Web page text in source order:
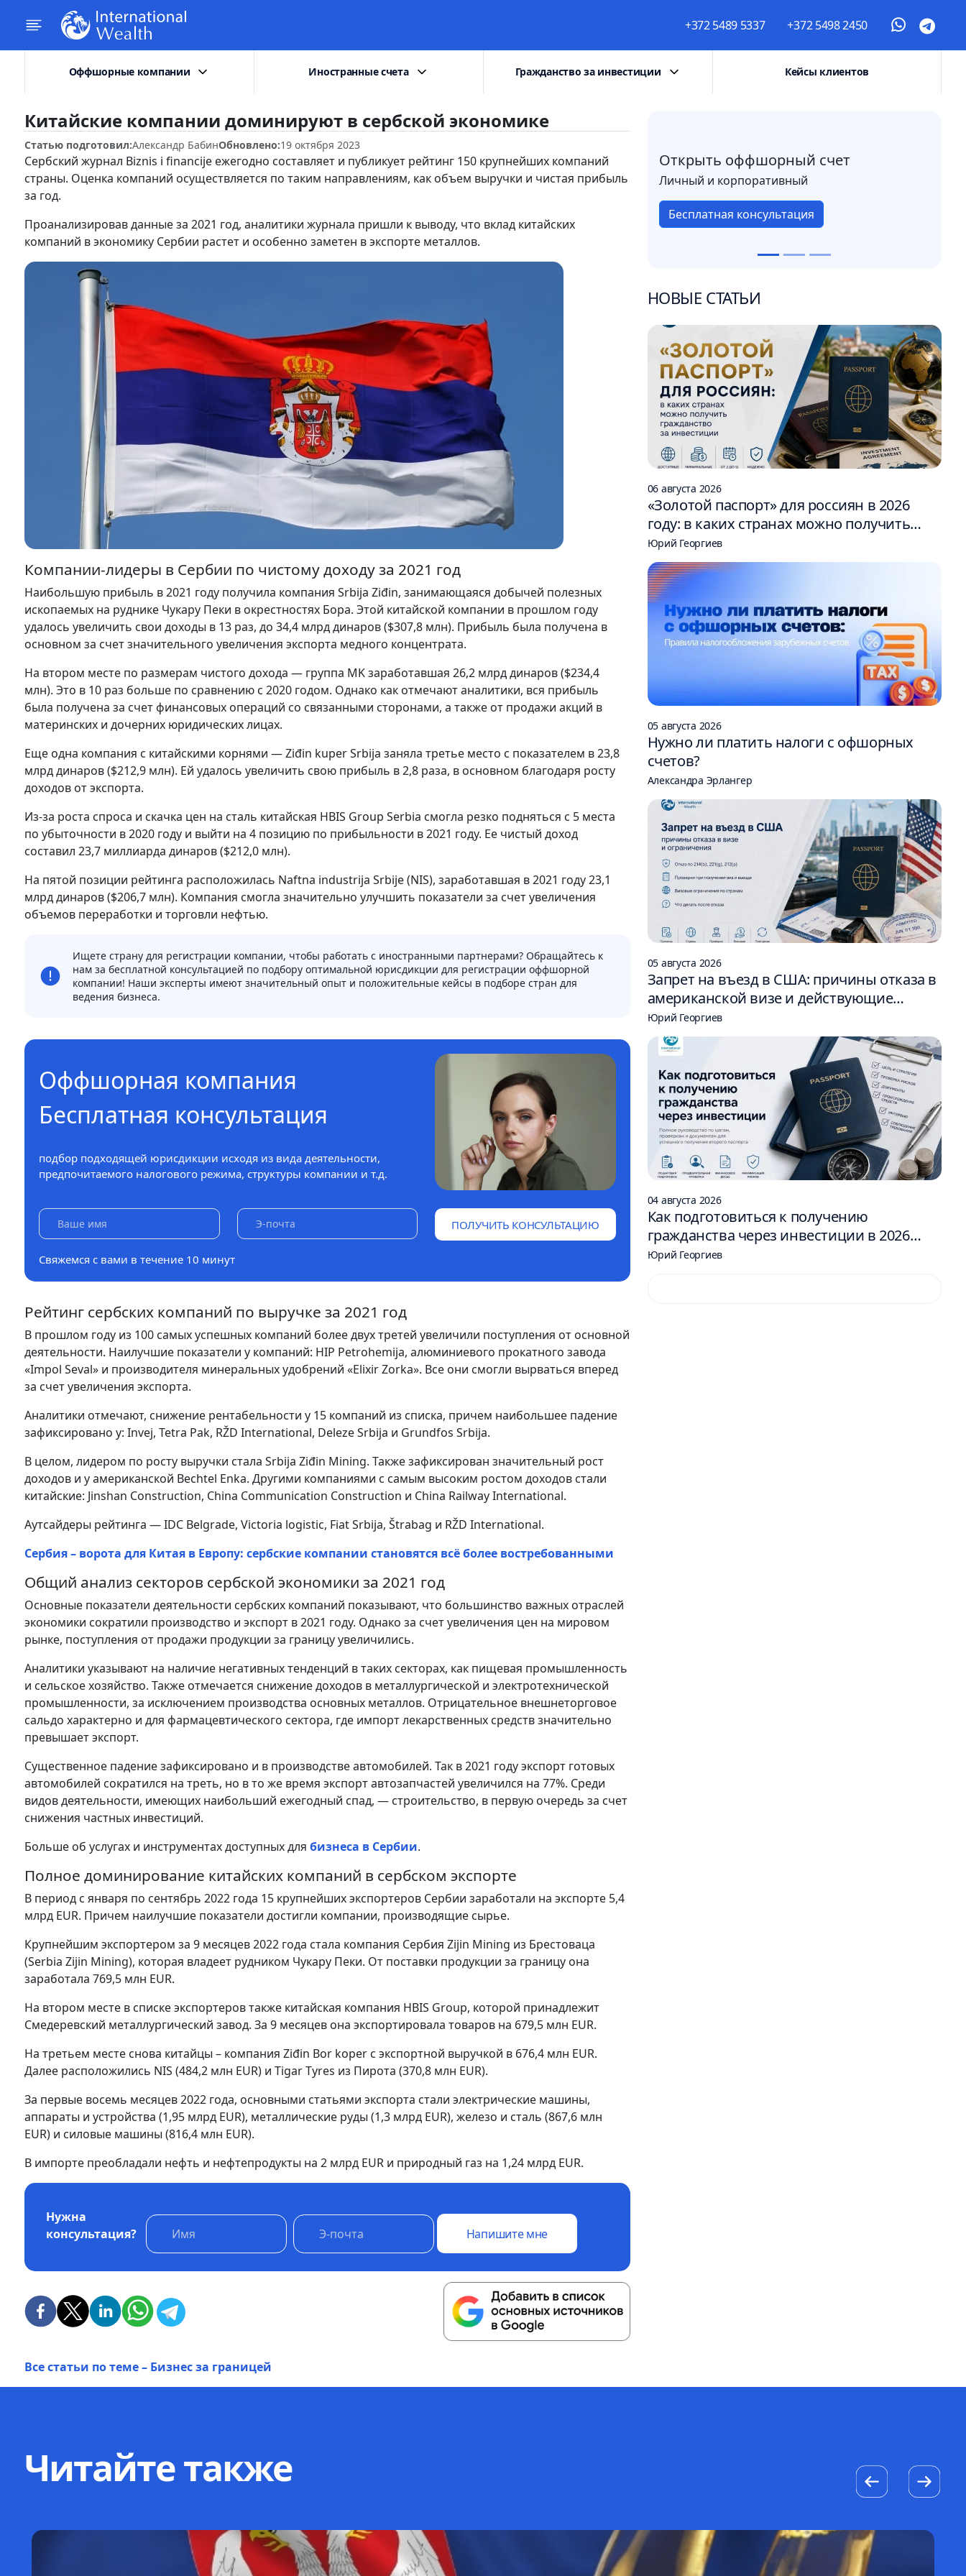
+372 5489 5337 +372 5498 2450
Оффшорные компании Иностранные счета Гражданство за инвестиции Кейсы клиентов
Китайские компании доминируют в сербской экономике
Статью подготовил:Александр БабинОбновлено:19 октября 2023
Сербский журнал Biznis i financije ежегодно составляет и публикует рейтинг 150 крупнейших компаний
страны. Оценка компаний осуществляется по таким направлениям, как объем выручки и чистая прибыль
за год.
Проанализировав данные за 2021 год, аналитики журнала пришли к выводу, что вклад китайских
компаний в экономику Сербии растет и особенно заметен в экспорте металлов.
Компании-лидеры в Сербии по чистому доходу за 2021 год
Наибольшую прибыль в 2021 году получила компания Srbija Ziđin, занимающаяся добычей полезных
ископаемых на руднике Чукару Пеки в окрестностях Бора. Этой китайской компании в прошлом году
удалось увеличить свои доходы в 13 раз, до 34,4 млрд динаров ($307,8 млн). Прибыль была получена в
основном за счет значительного увеличения экспорта медного концентрата.
На втором месте по размерам чистого дохода — группа MK заработавшая 26,2 млрд динаров ($234,4
млн). Это в 10 раз больше по сравнению с 2020 годом. Однако как отмечают аналитики, вся прибыль
была получена за счет финансовых операций со связанными сторонами, а также от продажи акций в
материнских и дочерних юридических лицах.
Еще одна компания с китайскими корнями — Ziđin kuper Srbija заняла третье место с показателем в 23,8
млрд динаров ($212,9 млн). Ей удалось увеличить свою прибыль в 2,8 раза, в основном благодаря росту
доходов от экспорта.
Из-за роста спроса и скачка цен на сталь китайская HBIS Group Serbia смогла резко подняться с 5 места
по убыточности в 2020 году и выйти на 4 позицию по прибыльности в 2021 году. Ее чистый доход
составил 23,7 миллиарда динаров ($212,0 млн).
На пятой позиции рейтинга расположилась Naftna industrija Srbije (NIS), заработавшая в 2021 году 23,1
млрд динаров ($206,7 млн). Компания смогла значительно улучшить показатели за счет увеличения
объемов переработки и торговли нефтью.
Ищете страну для регистрации компании, чтобы работать с иностранными партнерами? Обращайтесь к
нам за бесплатной консультацией по подбору оптимальной юрисдикции для регистрации оффшорной
компании! Наши эксперты имеют значительный опыт и положительные кейсы в подборе стран для
ведения бизнеса.
Оффшорная компания
Бесплатная консультация
подбор подходящей юрисдикции исходя из вида деятельности,
предпочитаемого налогового режима, структуры компании и т.д.
ПОЛУЧИТЬ КОНСУЛЬТАЦИЮ
Свяжемся с вами в течение 10 минут
Рейтинг сербских компаний по выручке за 2021 год
В прошлом году из 100 самых успешных компаний более двух третей увеличили поступления от основной
деятельности. Наилучшие показатели у компаний: HIP Petrohemija, алюминиевого прокатного завода
«Impol Seval» и производителя минеральных удобрений «Elixir Zorka». Все они смогли вырваться вперед
за счет увеличения экспорта.
Аналитики отмечают, снижение рентабельности у 15 компаний из списка, причем наибольшее падение
зафиксировано у: Invej, Tetra Pak, RŽD International, Deleze Srbija и Grundfos Srbija.
В целом, лидером по росту выручки стала Srbija Ziđin Mining. Также зафиксирован значительный рост
доходов и у американской Bechtel Enka. Другими компаниями с самым высоким ростом доходов стали
китайские: Jinshan Construction, China Communication Construction и China Railway International.
Аутсайдеры рейтинга — IDC Belgrade, Victoria logistic, Fiat Srbija, Štrabag и RŽD International.
Сербия – ворота для Китая в Европу: сербские компании становятся всё более востребованными
Общий анализ секторов сербской экономики за 2021 год
Основные показатели деятельности сербских компаний показывают, что большинство важных отраслей
экономики сократили производство и экспорт в 2021 году. Однако за счет увеличения цен на мировом
рынке, поступления от продажи продукции за границу увеличились.
Аналитики указывают на наличие негативных тенденций в таких секторах, как пищевая промышленность
и сельское хозяйство. Также отмечается снижение доходов в металлургической и электротехнической
промышленности, за исключением производства основных металлов. Отрицательное внешнеторговое
сальдо характерно и для фармацевтического сектора, где импорт лекарственных средств значительно
превышает экспорт.
Существенное падение зафиксировано и в производстве автомобилей. Так в 2021 году экспорт готовых
автомобилей сократился на треть, но в то же время экспорт автозапчастей увеличился на 77%. Среди
видов деятельности, имеющих наибольший ежегодный спад, — строительство, в первую очередь за счет
снижения частных инвестиций.
Больше об услугах и инструментах доступных для бизнеса в Сербии.
Полное доминирование китайских компаний в сербском экспорте
В период с января по сентябрь 2022 года 15 крупнейших экспортеров Сербии заработали на экспорте 5,4
млрд EUR. Причем наилучшие показатели достигли компании, производящие сырье.
Крупнейшим экспортером за 9 месяцев 2022 года стала компания Сербия Zijin Mining из Брестоваца
(Serbia Zijin Mining), которая владеет рудником Чукару Пеки. От поставки продукции за границу она
заработала 769,5 млн EUR.
На втором месте в списке экспортеров также китайская компания HBIS Group, которой принадлежит
Смедеревский металлургический завод. За 9 месяцев она экспортировала товаров на 679,5 млн EUR.
На третьем месте снова китайцы – компания Ziđin Bor koper с экспортной выручкой в 676,4 млн EUR.
Далее расположились NIS (484,2 млн EUR) и Tigar Tyres из Пирота (370,8 млн EUR).
За первые восемь месяцев 2022 года, основными статьями экспорта стали электрические машины,
аппараты и устройства (1,95 млрд EUR), металлические руды (1,3 млрд EUR), железо и сталь (867,6 млн
EUR) и силовые машины (816,4 млн EUR).
В импорте преобладали нефть и нефтепродукты на 2 млрд EUR и природный газ на 1,24 млрд EUR.
Нужна
консультация?
Напишите мне
Открыть оффшорный счет
Личный и корпоративный
Бесплатная консультация
НОВЫЕ СТАТЬИ
06 августа 2026
«Золотой паспорт» для россиян в 2026
году: в каких странах можно получить
гражданство за инвестиции
Юрий Георгиев
05 августа 2026
Нужно ли платить налоги с офшорных
счетов?
Александра Эрлангер
05 августа 2026
Запрет на въезд в США: причины отказа в
американской визе и действующие
ограничения
Юрий Георгиев
04 августа 2026
Как подготовиться к получению
гражданства через инвестиции в 2026
году: 6 шагов
Юрий Георгиев
Все статьи по теме – Бизнес за границей
Читайте также